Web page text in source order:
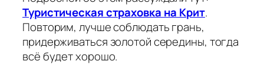
Туристическая страховка на Крит.
Повторим, лучше соблюдать грань,
придерживаться золотой середины, тогда
всё будет хорошо.